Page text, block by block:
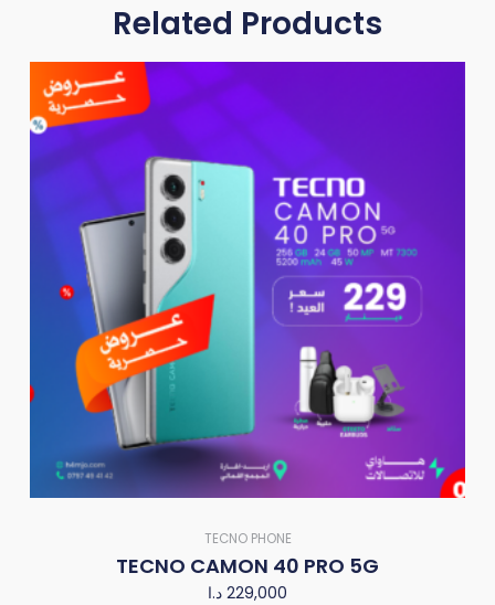
Related Products
TECNO PHONE
TECNO CAMON 40 PRO 5G
229,000 د.ا